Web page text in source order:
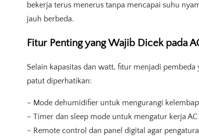
bekerja terus menerus tanpa mencapai suhu
jauh berbeda.
Fitur Penting yang Wajib Dicek pada
Selain kapasitas dan watt, fitur menjadi
patut diperhatikan:
– Mode dehumidifier untuk mengurangi
– Timer dan sleep mode untuk mengatur kerja
– Remote control dan panel digital agar